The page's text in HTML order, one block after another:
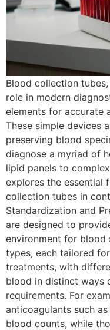
Blood collection
role in modern
elements for accurate
These simple devices
preserving blood
diagnose a myriad of
lipid panels to
explores the essential
collection tubes in
Standardization and
are designed to
environment for blood
types, each tailored
treatments, with
blood in distinct ways
requirements. For
anticoagulants such
blood counts, while